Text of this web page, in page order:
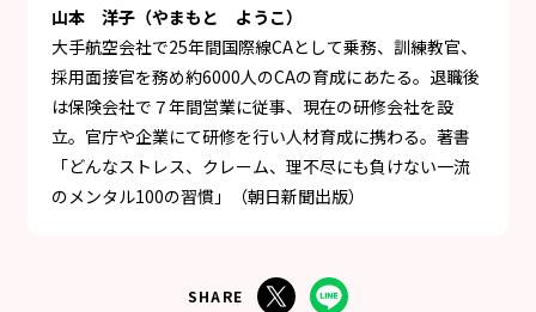
山本 洋子（やまもと ようこ）
大手航空会社で25年間国際線CAとして乗務、訓練教官、
採用面接官を務め約6000人のCAの育成にあたる。退職後
は保険会社で７年間営業に従事、現在の研修会社を設
立。官庁や企業にて研修を行い人材育成に携わる。著書
「どんなストレス、クレーム、理不尽にも負けない一流
のメンタル100の習慣」（朝日新聞出版）
SHARE